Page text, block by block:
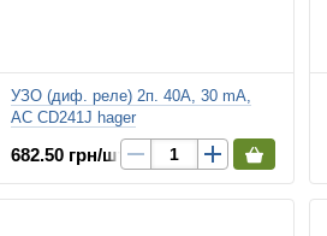
УЗО (диф. реле) 2п. 40A, 30 mA,
AC CD241J hager
682.50 грн/шт.